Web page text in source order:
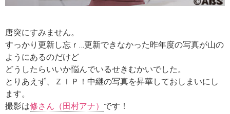
唐突にすみません。
すっかり更新し忘ｒ…更新できなかった昨年度の写真が山の
ようにあるのだけど
どうしたらいいか悩んでいるせきむかいでした。
とりあえず、ＺＩＰ！中継の写真を昇華しておしまいにし
ます。
撮影は修さん（田村アナ） です！